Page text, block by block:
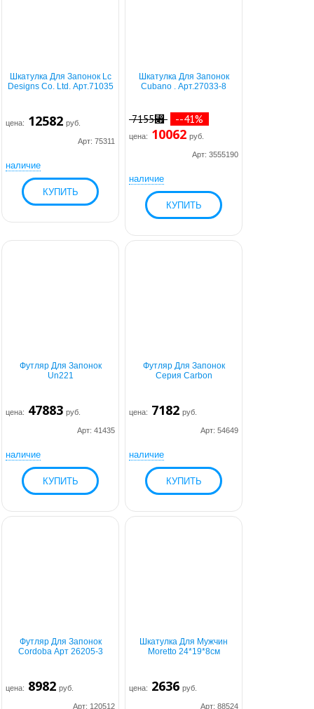
Шкатулка Для Запонок Lc
Designs Co. Ltd. Арт.71035
цена: 12582 руб.
Арт: 75311
наличие
Шкатулка Для Запонок
Cubano . Арт.27033-8
7155⃏ --41%
цена: 10062 руб.
Арт: 3555190
наличие
Футляр Для Запонок
Un221
цена: 47883 руб.
Арт: 41435
наличие
Футляр Для Запонок
Серия Carbon
цена: 7182 руб.
Арт: 54649
наличие
Футляр Для Запонок
Cordoba Арт 26205-3
цена: 8982 руб.
Арт: 120512
Шкатулка Для Мужчин
Moretto 24*19*8см
цена: 2636 руб.
Арт: 88524